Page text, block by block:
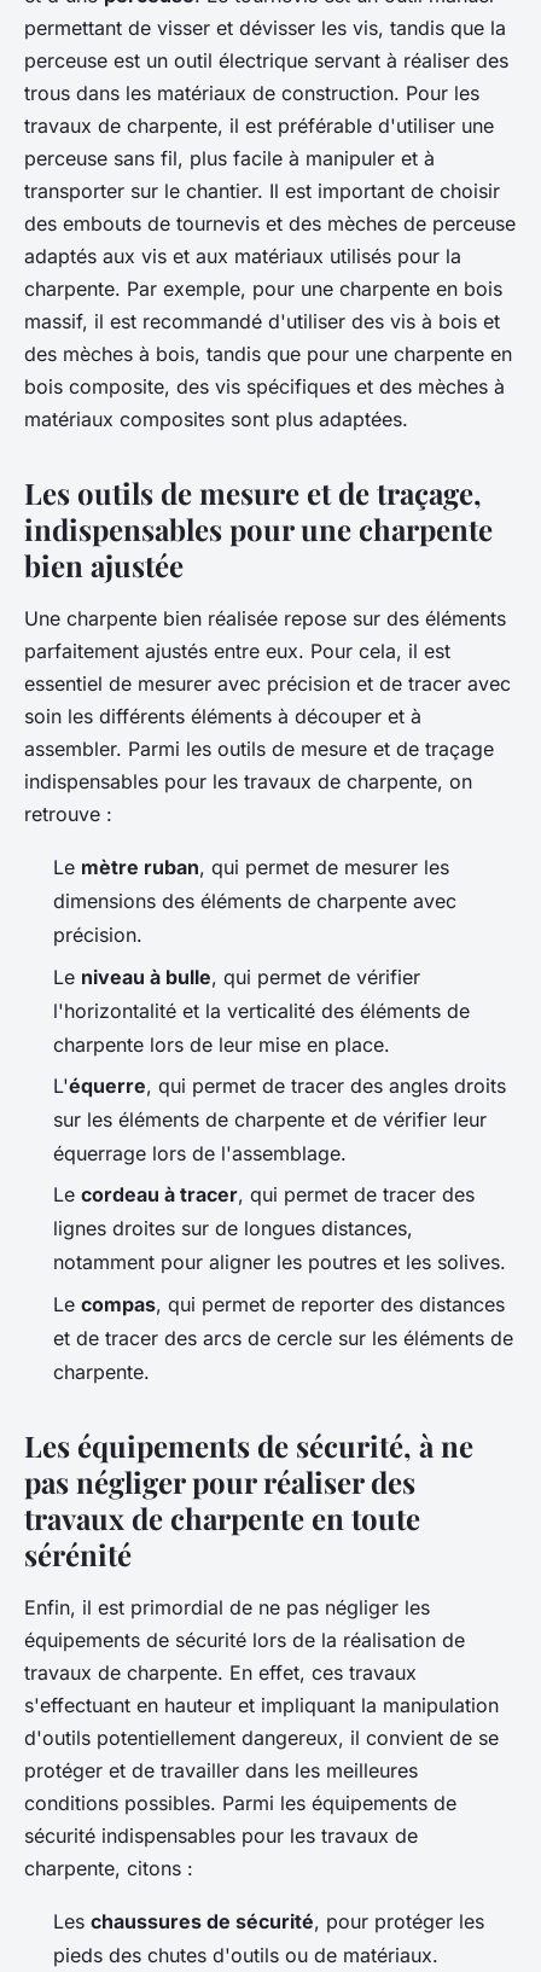
permettant de visser et dévisser les vis, tandis que la
perceuse est un outil électrique servant à réaliser des
trous dans les matériaux de construction. Pour les
travaux de charpente, il est préférable d'utiliser une
perceuse sans fil, plus facile à manipuler et à
transporter sur le chantier. Il est important de choisir
des embouts de tournevis et des mèches de perceuse
adaptés aux vis et aux matériaux utilisés pour la
charpente. Par exemple, pour une charpente en bois
massif, il est recommandé d'utiliser des vis à bois et
des mèches à bois, tandis que pour une charpente en
bois composite, des vis spécifiques et des mèches à
matériaux composites sont plus adaptées.
Les outils de mesure et de traçage,
indispensables pour une charpente
bien ajustée
Une charpente bien réalisée repose sur des éléments
parfaitement ajustés entre eux. Pour cela, il est
essentiel de mesurer avec précision et de tracer avec
soin les différents éléments à découper et à
assembler. Parmi les outils de mesure et de traçage
indispensables pour les travaux de charpente, on
retrouve :
Le mètre ruban, qui permet de mesurer les
dimensions des éléments de charpente avec
précision.
Le niveau à bulle, qui permet de vérifier
l'horizontalité et la verticalité des éléments de
charpente lors de leur mise en place.
L'équerre, qui permet de tracer des angles droits
sur les éléments de charpente et de vérifier leur
équerrage lors de l'assemblage.
Le cordeau à tracer, qui permet de tracer des
lignes droites sur de longues distances,
notamment pour aligner les poutres et les solives.
Le compas, qui permet de reporter des distances
et de tracer des arcs de cercle sur les éléments de
charpente.
Les équipements de sécurité, à ne
pas négliger pour réaliser des
travaux de charpente en toute
sérénité
Enfin, il est primordial de ne pas négliger les
équipements de sécurité lors de la réalisation de
travaux de charpente. En effet, ces travaux
s'effectuant en hauteur et impliquant la manipulation
d'outils potentiellement dangereux, il convient de se
protéger et de travailler dans les meilleures
conditions possibles. Parmi les équipements de
sécurité indispensables pour les travaux de
charpente, citons :
Les chaussures de sécurité, pour protéger les
pieds des chutes d'outils ou de matériaux.